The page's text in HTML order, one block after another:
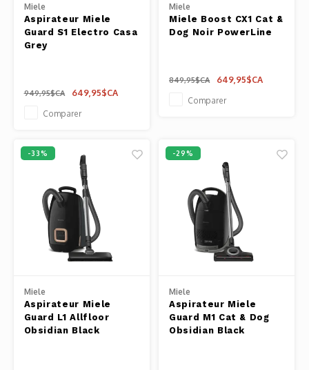
Miele
Aspirateur Miele
Guard S1 Electro Casa
Grey
949,95$CA 649,95$CA
Comparer
Miele
Miele Boost CX1 Cat &
Dog Noir PowerLine
849,95$CA 649,95$CA
Comparer
-33%
Miele
Aspirateur Miele
Guard L1 Allfloor
Obsidian Black
-29%
Miele
Aspirateur Miele
Guard M1 Cat & Dog
Obsidian Black